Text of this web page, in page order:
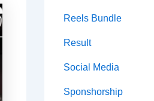
Reels Bundle
Result
Social Media
Sponshorship